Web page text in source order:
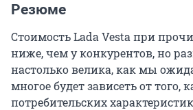
Резюме
Стоимость Lada Vesta при
ниже, чем у конкурентов, но
настолько велика, как мы
многое будет зависеть от того,
потребительских